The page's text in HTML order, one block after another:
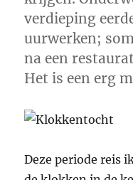
verdieping
uurwerken;
na een
Het is een erg
Deze periode reis